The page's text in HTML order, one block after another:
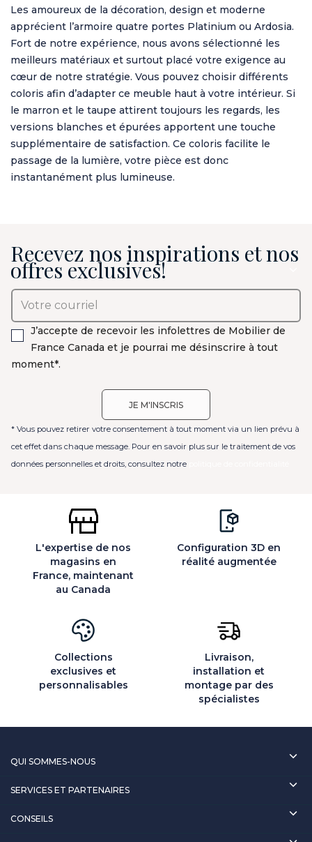
Les amoureux de la décoration, design et moderne
apprécient l’armoire quatre portes Platinium ou Ardosia.
Fort de notre expérience, nous avons sélectionné les
meilleurs matériaux et surtout placé votre exigence au
cœur de notre stratégie. Vous pouvez choisir différents
coloris afin d’adapter ce meuble haut à votre intérieur. Si
le marron et le taupe attirent toujours les regards, les
versions blanches et épurées apportent une touche
supplémentaire de satisfaction. Ce coloris facilite le
passage de la lumière, votre pièce est donc
instantanément plus lumineuse.
Recevez nos inspirations et nos
offres exclusives!
J’accepte de recevoir les infolettres de Mobilier de
France Canada et je pourrai me désinscrire à tout
moment*.
* Vous pouvez retirer votre consentement à tout moment via un lien prévu à
cet effet dans chaque message. Pour en savoir plus sur le traitement de vos
données personnelles et droits, consultez notre
L'expertise de nos
magasins en
France, maintenant
au Canada
Configuration 3D en
réalité augmentée
Collections
exclusives et
personnalisables
Livraison,
installation et
montage par des
spécialistes
QUI SOMMES-NOUS
SERVICES ET PARTENAIRES
CONSEILS